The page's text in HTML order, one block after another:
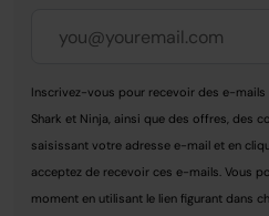
Inscrivez-vous pour recevoir des e-
Shark et Ninja, ainsi que des offres, des
saisissant votre adresse e-mail et en
acceptez de recevoir ces e-mails. Vous
moment en utilisant le lien figurant dans